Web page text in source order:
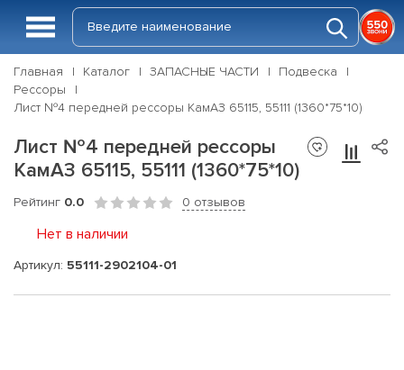
Главная Каталог ЗАПАСНЫЕ ЧАСТИ
Подвеска
Рессоры
Лист №4 передней рессоры КамАЗ 65115, 55111 (1360*75*10)
Лист №4 передней рессоры
КамАЗ 65115, 55111 (1360*75*10)
Рейтинг 0.0 0 отзывов
Нет в наличии
Артикул: 55111-2902104-01